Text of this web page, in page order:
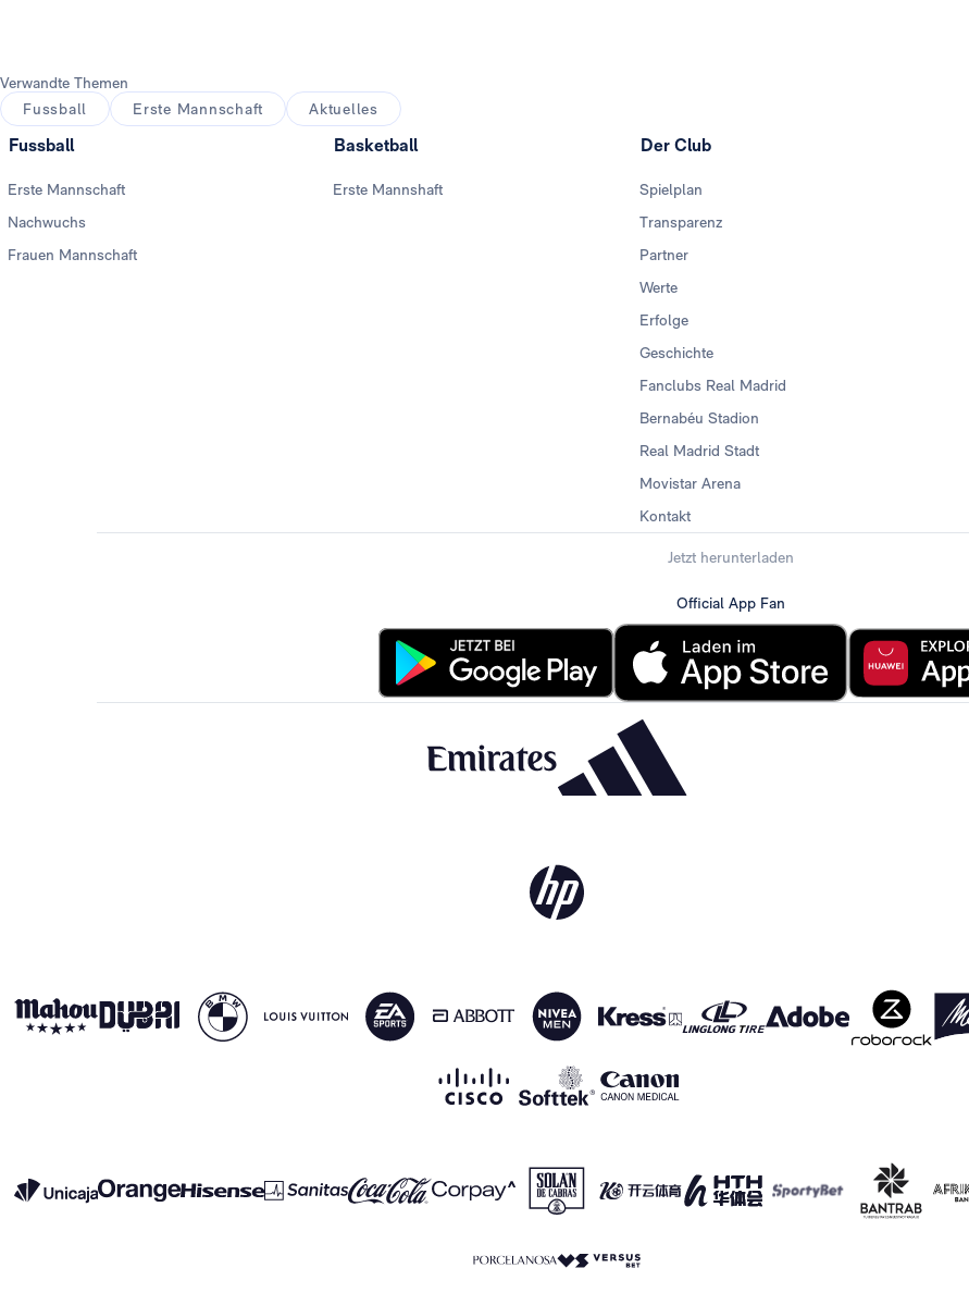
Verwandte Themen
Fussball
Erste Mannschaft Aktuelles
Fussball
Erste Mannschaft
Nachwuchs
Frauen Mannschaft
Basketball
Erste Mannshaft
Der Club
Spielplan
Transparenz
Partner
Werte
Erfolge
Geschichte
Fanclubs Real Madrid
Bernabéu Stadion
Real Madrid Stadt
Movistar Arena
Kontakt
Jetzt herunterladen
Official App Fan